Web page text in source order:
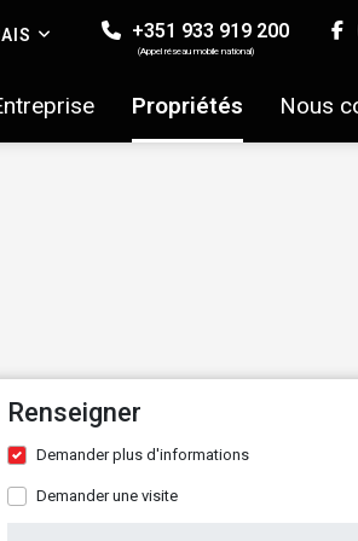
+351 933 919 200
(Appel réseau mobile national)
Propriétés Nous
Renseigner
Demander plus d'informations
Demander une visite